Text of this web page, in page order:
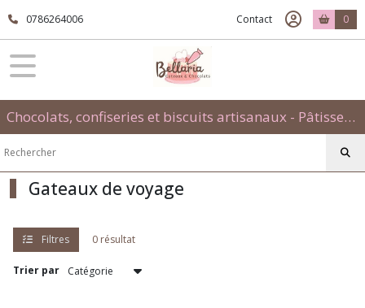
0786264006 Contact 0
Chocolats, confiseries et biscuits artisanaux - Pâtisseries évènementielles et traditionnelles
Gateaux de voyage
Filtres 0 résultat
Trier par
Fermer
FILTRES
Tous
les
Afficher
les
résultats